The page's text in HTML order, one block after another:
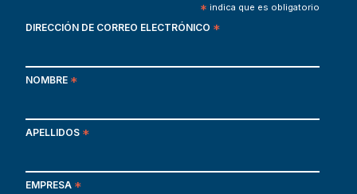
* indica que es obligatorio
DIRECCIÓN DE CORREO ELECTRÓNICO *
NOMBRE *
APELLIDOS *
EMPRESA *